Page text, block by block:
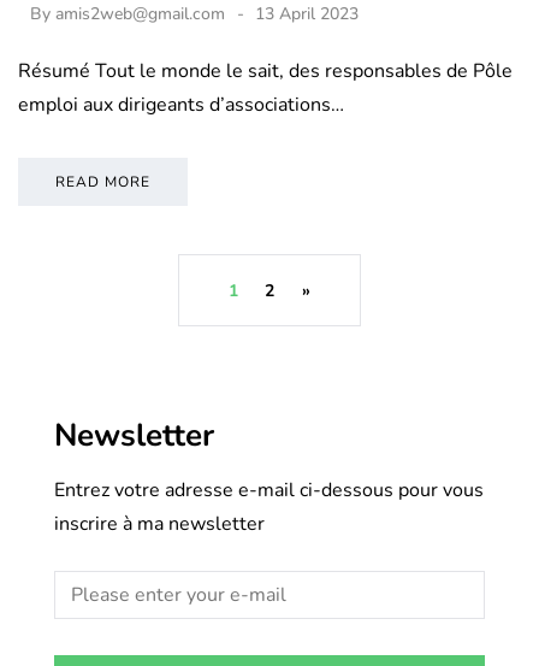
By amis2web@gmail.com 13 April 2023
Résumé Tout le monde le sait, des responsables de Pôle
emploi aux dirigeants d’associations…
READ MORE
1 2 »
Newsletter
Entrez votre adresse e-mail ci-dessous pour vous
inscrire à ma newsletter